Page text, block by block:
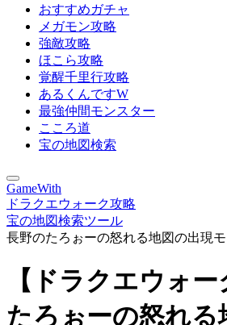
おすすめガチャ
メガモン攻略
強敵攻略
ほこら攻略
覚醒千里行攻略
あるくんですW
最強仲間モンスター
こころ道
宝の地図検索
GameWith
ドラクエウォーク攻略
宝の地図検索ツール
長野のたろぉーの怒れる地図の出現
【ドラクエウォ
たろぉーの怒れる